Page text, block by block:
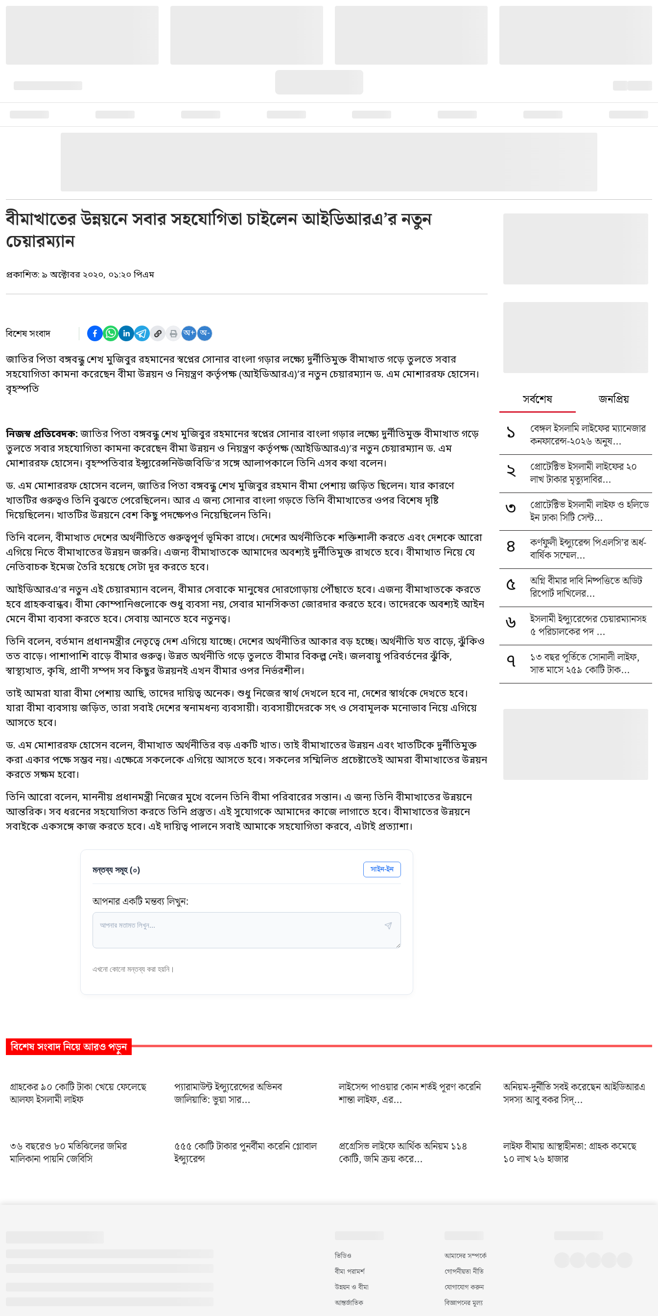
বীমাখাতের উন্নয়নে সবার সহযোগিতা চাইলেন আইডিআরএ’র নতুন
চেয়ারম্যান
প্রকাশিত: ৯ অক্টোবর ২০২০, ০১:২০ পিএম
বিশেষ সংবাদ অ+ অ-
জাতির পিতা বঙ্গবন্ধু শেখ মুজিবুর রহমানের স্বপ্নের সোনার বাংলা গড়ার লক্ষ্যে দুর্নীতিমুক্ত বীমাখাত গড়ে তুলতে সবার
সহযোগিতা কামনা করেছেন বীমা উন্নয়ন ও নিয়ন্ত্রণ কর্তৃপক্ষ (আইডিআরএ)’র নতুন চেয়ারম্যান ড. এম মোশাররফ হোসেন।
বৃহস্পতি
নিজস্ব প্রতিবেদক:জাতির পিতা বঙ্গবন্ধু শেখ মুজিবুর রহমানের স্বপ্নের সোনার বাংলা গড়ার লক্ষ্যে দুর্নীতিমুক্ত বীমাখাত গড়ে
তুলতে সবার সহযোগিতা কামনা করেছেন বীমা উন্নয়ন ও নিয়ন্ত্রণ কর্তৃপক্ষ (আইডিআরএ)’র নতুন চেয়ারম্যান ড. এম
মোশাররফ হোসেন। বৃহস্পতিবার ইন্স্যুরেন্সনিউজবিডি’র সঙ্গে আলাপকালে তিনি এসব কথা বলেন।
ড. এম মোশাররফ হোসেন বলেন, জাতির পিতা বঙ্গবন্ধু শেখ মুজিবুর রহমান বীমা পেশায় জড়িত ছিলেন। যার কারণে
খাতটির গুরুত্বও তিনি বুঝতে পেরেছিলেন। আর এ জন্য সোনার বাংলা গড়তে তিনি বীমাখাতের ওপর বিশেষ দৃষ্টি
দিয়েছিলেন। খাতটির উন্নয়নে বেশ কিছু পদক্ষেপও নিয়েছিলেন তিনি।
তিনি বলেন, বীমাখাত দেশের অর্থনীতিতে গুরুত্বপূর্ণ ভূমিকা রাখে। দেশের অর্থনীতিকে শক্তিশালী করতে এবং দেশকে আরো
এগিয়ে নিতে বীমাখাতের উন্নয়ন জরুরি। এজন্য বীমাখাতকে আমাদের অবশ্যই দুর্নীতিমুক্ত রাখতে হবে। বীমাখাত নিয়ে যে
নেতিবাচক ইমেজ তৈরি হয়েছে সেটা দূর করতে হবে।
আইডিআরএ’র নতুন এই চেয়ারম্যান বলেন, বীমার সেবাকে মানুষের দোরগোড়ায় পৌঁছাতে হবে। এজন্য বীমাখাতকে করতে
হবে গ্রাহকবান্ধব। বীমা কোম্পানিগুলোকে শুধু ব্যবসা নয়, সেবার মানসিকতা জোরদার করতে হবে। তাদেরকে অবশ্যই আইন
মেনে বীমা ব্যবসা করতে হবে। সেবায় আনতে হবে নতুনত্ব।
তিনি বলেন, বর্তমান প্রধানমন্ত্রীর নেতৃত্বে দেশ এগিয়ে যাচ্ছে। দেশের অর্থনীতির আকার বড় হচ্ছে। অর্থনীতি যত বাড়ে, ঝুঁকিও
তত বাড়ে। পাশাপাশি বাড়ে বীমার গুরুত্ব। উন্নত অর্থনীতি গড়ে তুলতে বীমার বিকল্প নেই। জলবায়ু পরিবর্তনের ঝুঁকি,
স্বাস্থ্যখাত, কৃষি, প্রাণী সম্পদ সব কিছুর উন্নয়নই এখন বীমার ওপর নির্ভরশীল।
তাই আমরা যারা বীমা পেশায় আছি, তাদের দায়িত্ব অনেক। শুধু নিজের স্বার্থ দেখলে হবে না, দেশের স্বার্থকে দেখতে হবে।
যারা বীমা ব্যবসায় জড়িত, তারা সবাই দেশের স্বনামধন্য ব্যবসায়ী। ব্যবসায়ীদেরকে সৎ ও সেবামূলক মনোভাব নিয়ে এগিয়ে
আসতে হবে।
ড. এম মোশাররফ হোসেন বলেন, বীমাখাত অর্থনীতির বড় একটি খাত। তাই বীমাখাতের উন্নয়ন এবং খাতটিকে দুর্নীতিমুক্ত
করা একার পক্ষে সম্ভব নয়। এক্ষেত্রে সকলেকে এগিয়ে আসতে হবে। সকলের সম্মিলিত প্রচেষ্টাতেই আমরা বীমাখাতের উন্নয়ন
করতে সক্ষম হবো।
তিনি আরো বলেন, মাননীয় প্রধানমন্ত্রী নিজের মুখে বলেন তিনি বীমা পরিবারের সন্তান। এ জন্য তিনি বীমাখাতের উন্নয়নে
আন্তরিক। সব ধরনের সহযোগিতা করতে তিনি প্রস্তুত। এই সুযোগকে আমাদের কাজে লাগাতে হবে। বীমাখাতের উন্নয়নে
সবাইকে একসঙ্গে কাজ করতে হবে। এই দায়িত্ব পালনে সবাই আমাকে সহযোগিতা করবে, এটাই প্রত্যাশা।
মন্তব্য সমূহ (০) সাইন-ইন
আপনার একটি মন্তব্য লিখুন:
এখনো কোনো মন্তব্য করা হয়নি।
সর্বশেষ জনপ্রিয়
১
বেঙ্গল ইসলামি লাইফের ম্যানেজার
কনফারেন্স-২০২৬ অনুষ...
২
প্রোটেক্টিভ ইসলামী লাইফের ২০
লাখ টাকার মৃত্যুদাবির...
৩
প্রোটেক্টিভ ইসলামী লাইফ ও হলিডে
ইন ঢাকা সিটি সেন্ট...
৪
কর্ণফুলী ইন্স্যুরেন্স পিএলসি’র অর্ধ-
বার্ষিক সম্মেল...
৫
অগ্নি বীমার দাবি নিষ্পত্তিতে অডিট
রিপোর্ট দাখিলের...
৬
ইসলামী ইন্স্যুরেন্সের চেয়ারম্যানসহ
৫ পরিচালকের পদ ...
৭
১৩ বছর পূর্তিতে সোনালী লাইফ,
সাত মাসে ২৫৯ কোটি টাক...
বিশেষ সংবাদনিয়ে আরও পড়ুন
গ্রাহকের ৯০ কোটি টাকা খেয়ে ফেলেছে
আলফা ইসলামী লাইফ
প্যারামাউন্ট ইন্স্যুরেন্সের অভিনব
জালিয়াতি: ভুয়া সার...
লাইসেন্স পাওয়ার কোন শর্তই পূরণ করেনি
শান্তা লাইফ, এর...
অনিয়ম-দুর্নীতি সবই করেছেন আইডিআরএ
সদস্য আবু বকর সিদ্...
৩৬ বছরেও ৮০ মতিঝিলের জমির
মালিকানা পায়নি জেবিসি
৫৫৫ কোটি টাকার পুনর্বীমা করেনি গ্লোবাল
ইন্স্যুরেন্স
প্রগ্রেসিভ লাইফে আর্থিক অনিয়ম ১১৪
কোটি, জমি ক্রয় করে...
লাইফ বীমায় আস্থাহীনতা: গ্রাহক কমেছে
১০ লাখ ২৬ হাজার
ভিডিও
বীমা পরামর্শ
উন্নয়ন ও বীমা
আন্তর্জাতিক
আমাদের সম্পর্কে
গোপনীয়তা নীতি
যোগাযোগ করুন
বিজ্ঞাপনের মূল্য